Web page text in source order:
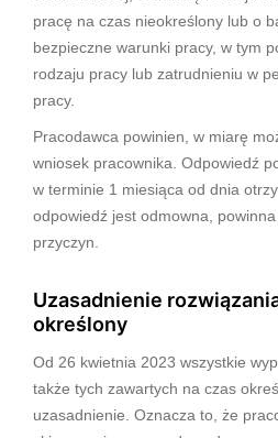
pracę na czas nieokreślony lub o
bezpieczne warunki pracy, w tym
rodzaju pracy lub zatrudnieniu w
pracy.
Pracodawca powinien, w miarę
wniosek pracownika. Odpowiedź
w terminie 1 miesiąca od dnia
odpowiedź jest odmowna,
przyczyn.
Uzasadnienie
określony
Od 26 kwietnia 2023 wszystkie
także tych zawartych na czas
uzasadnienie. Oznacza to, że